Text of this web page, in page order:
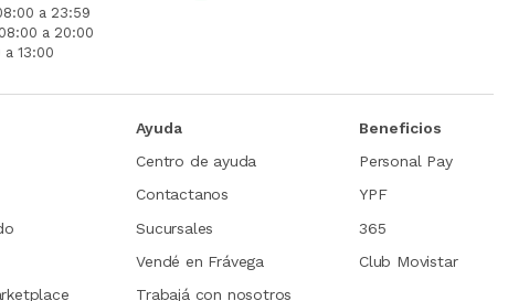
a 23:59
a 20:00
13:00
Ayuda
Centro de ayuda
Contactanos
Sucursales
Vendé en Frávega
Trabajá con nosotros
Beneficios
Personal Pay
YPF
365
Club Movistar